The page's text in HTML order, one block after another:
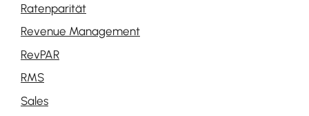
Ratenparität
Revenue Management
RevPAR
RMS
Sales